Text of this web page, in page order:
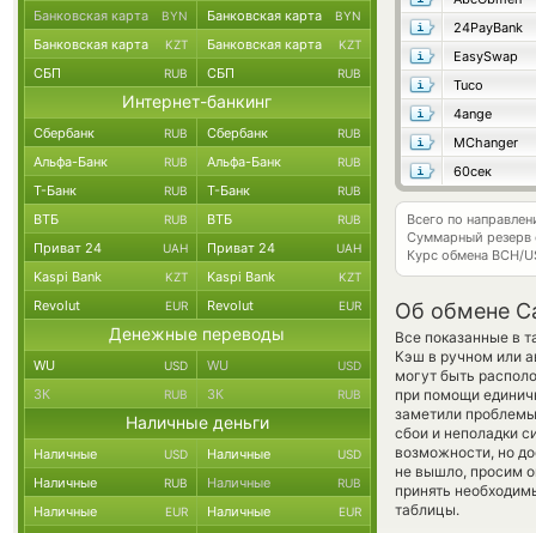
24PayBank
EasySwap
Tuco
4ange
MChanger
60сек
Всего по
Суммарный резерв
Курс обмена BCH/
Об обмене
Все показанные в
Кэш в ручном или
могут быть
при помощи
заметили
сбои и неполадки
возможности, но
не вышло, просим
принять
таблицы.
Банковская карта BYN Банковская карта BYN
Банковская карта KZT Банковская карта KZT
СБП RUB СБП RUB
Интернет-банкинг
Сбербанк RUB Сбербанк RUB
Альфа-Банк RUB Альфа-Банк RUB
Т-Банк RUB Т-Банк RUB
ВТБ RUB ВТБ RUB
Приват 24 UAH Приват 24 UAH
Kaspi Bank KZT Kaspi Bank KZT
Revolut EUR Revolut EUR
Денежные переводы
WU USD WU USD
ЗК RUB ЗК RUB
Наличные деньги
Наличные USD Наличные USD
Наличные RUB Наличные RUB
Наличные EUR Наличные EUR